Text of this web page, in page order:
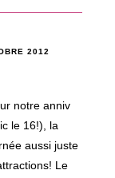
2012
notre anniv
le 16!), la
aussi juste
Le